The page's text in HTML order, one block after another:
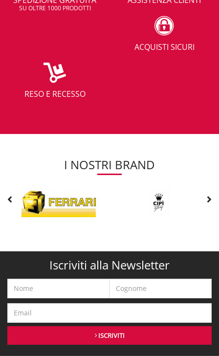
SU OLTRE 1000 PRODOTTI
ACQUISTI SICURI
RESO E RECESSO
I NOSTRI BRAND
Iscriviti alla Newsletter
ISCRIVITI